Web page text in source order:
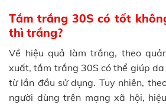
Tắm trắng 30S có tốt
thì trắng?
Về hiệu quả làm trắng, theo
xuất, tắm trắng 30S có thể giúp
từ lần đầu sử dụng. Tuy nhiên,
người dùng trên mạng xã hội,